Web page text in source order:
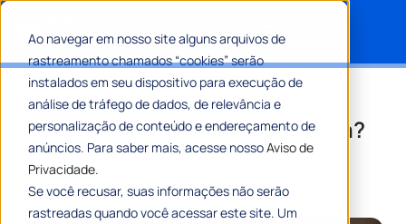
Ao navegar em nosso site alguns arquivos de
rastreamento chamados “cookies” serão
instalados em seu dispositivo para execução de
análise de tráfego de dados, de relevância e
personalização de conteúdo e endereçamento de
anúncios. Para saber mais, acesse nossoAviso de
Privacidade.
Se você recusar, suas informações não serão
rastreadas quando você acessar este site. Um
Como seguir o princípio da
razoabilidade na gestão pública?
PorMaria Flávia Tavares
7 Min De Leitura